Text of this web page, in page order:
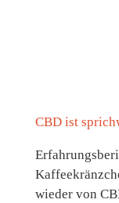
CBD ist
wieder von